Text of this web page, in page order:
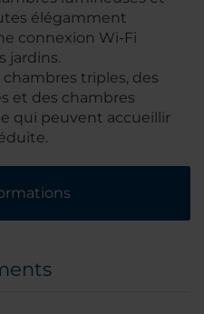
élégamment
connexion Wi-Fi
jardins.
triples, des
et des chambres
qui peuvent accueillir